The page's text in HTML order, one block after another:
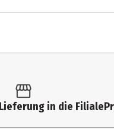
in die Filiale